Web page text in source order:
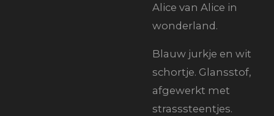
Alice van Alice in
wonderland.
Blauw jurkje en wit
schortje. Glansstof,
afgewerkt met
strasssteentjes.